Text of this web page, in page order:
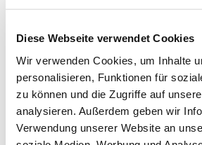
Diese Webseite verwendet Cookies
Wir verwenden Cookies, um Inhalte
personalisieren, Funktionen für
zu können und die Zugriffe auf
analysieren. Außerdem geben wir
Verwendung unserer Website an